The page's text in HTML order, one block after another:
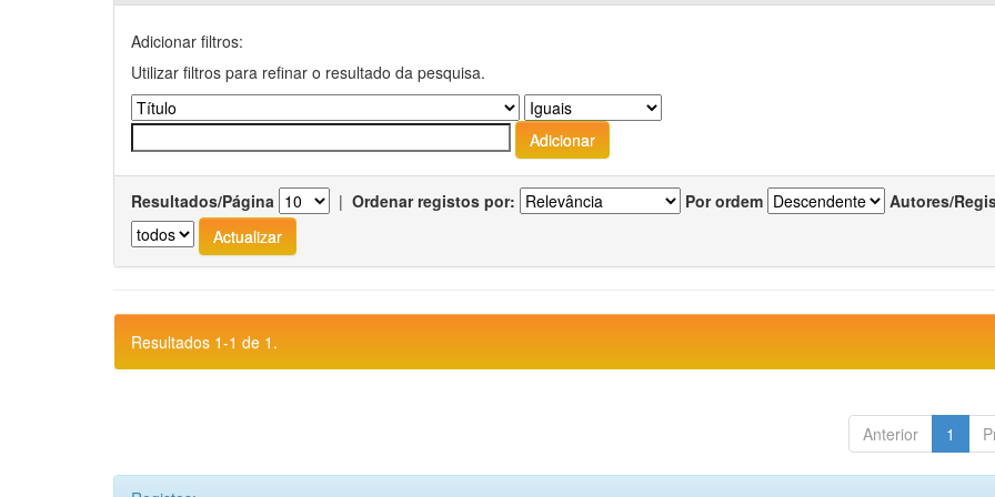
Adicionar filtros:
Utilizar filtros para refinar o resultado da pesquisa.
Resultados/Página | Ordenar registos por: Por ordem Autores/
Resultados 1-1 de 1.
Anterior 1